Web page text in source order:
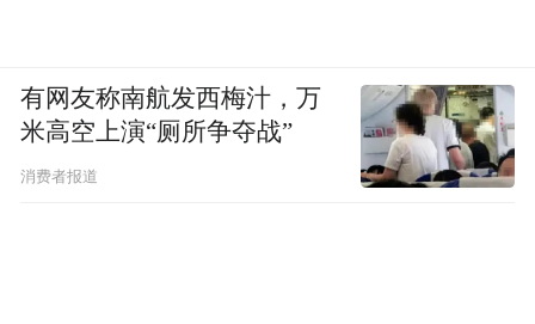
有网友称南航发西梅汁，万
米高空上演“厕所争夺战”
消费者报道